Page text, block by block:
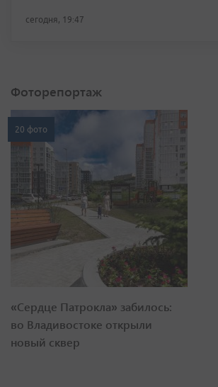
сегодня, 19:47
Фоторепортаж
20 фото
«Сердце Патрокла» забилось:
во Владивостоке открыли
новый сквер